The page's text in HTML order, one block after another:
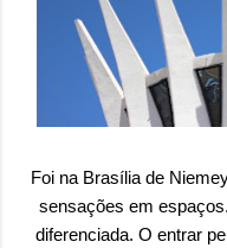
Foi na Brasília de
sensações em
diferenciada. O entrar